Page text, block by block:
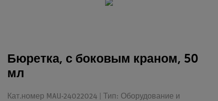
Бюретка, с боковым краном, 50
мл
Кат.номер MAU-24022024 | Тип: Оборудование и